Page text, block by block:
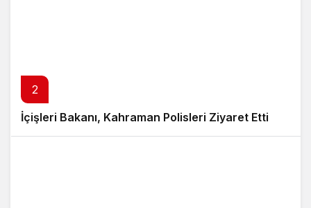
2
İçişleri Bakanı, Kahraman Polisleri Ziyaret Etti